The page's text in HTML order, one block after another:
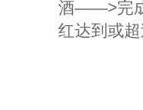
酒——>完成
红达到或